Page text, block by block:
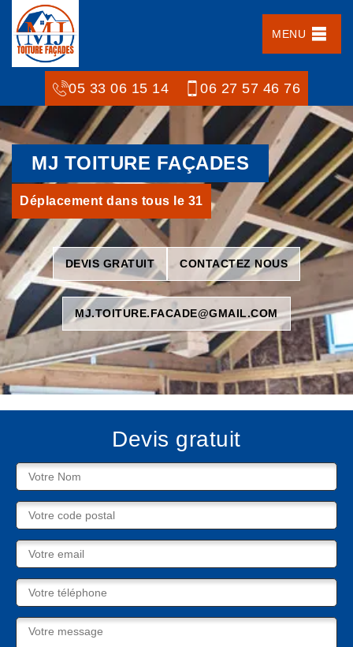
MENU
05 33 06 15 14 06 27 57 46 76
MJ TOITURE FAÇADES
Déplacement dans tous le 31
DEVIS GRATUIT CONTACTEZ NOUS
MJ.TOITURE.FACADE@GMAIL.COM
Devis gratuit